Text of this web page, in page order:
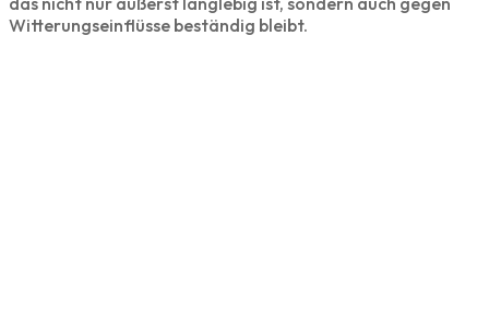
Witterungseinflüsse beständig bleibt.